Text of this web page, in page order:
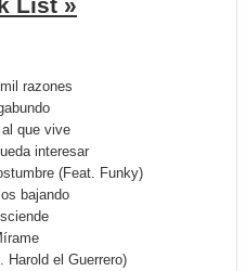
List »
razones
que vive
interesar
(Feat. Funky)
bajando
Harold el Guerrero)